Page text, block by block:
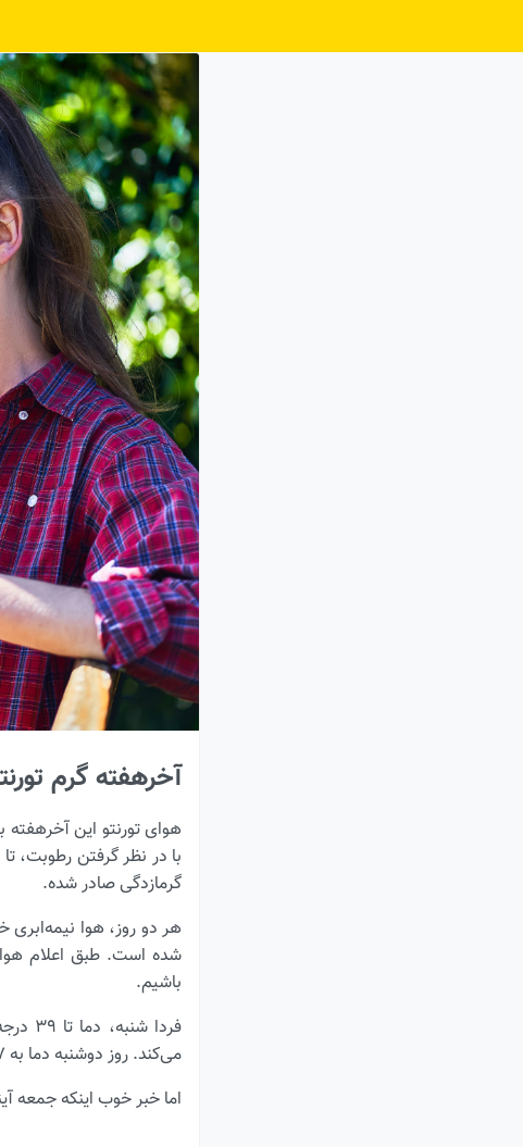
آخرهفته گرم تورنتو: هوا تا ۴۰
گرمازدگی صادر شده.
شده است. طبق اعلام
باشیم.
می‌کند. روز دوشنبه دما به ۲۷ درجه می‌رسد و در بیشتر روزهای هفته در همین حدود باقی می‌ماند.
اما خبر خوب اینکه جمعه